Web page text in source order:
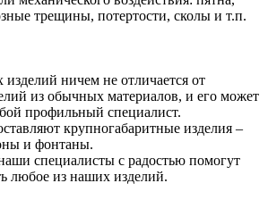
трещины, потертости, сколы и т.п.
ничем не отличается от
из обычных материалов, и его может
профильный специалист.
крупногабаритные изделия –
и фонтаны.
специалисты с радостью помогут
любое из наших изделий.